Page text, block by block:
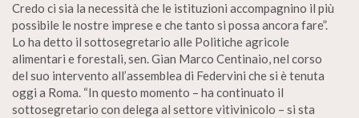
Credo ci sia la necessità che le istituzioni accompagnino il più
possibile le nostre imprese e che tanto si possa ancora fare”.
Lo ha detto il sottosegretario alle Politiche agricole
alimentari e forestali, sen. Gian Marco Centinaio, nel corso
del suo intervento all’assemblea di Federvini che si è tenuta
oggi a Roma. “In questo momento – ha continuato il
sottosegretario con delega al settore vitivinicolo – si sta